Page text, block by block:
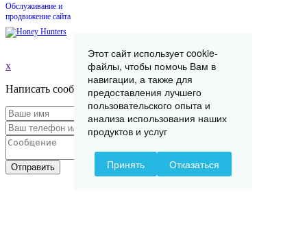
Обслуживание и
продвижение сайта
x
Написать сообщение
Отправить
Этот сайт использует cookie-
файлы, чтобы помочь Вам в
навигации, а также для
предоставления лучшего
пользовательского опыта и
анализа использования наших
продуктов и услуг
Принять Отказаться